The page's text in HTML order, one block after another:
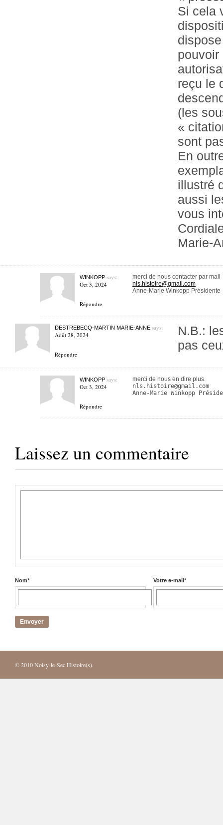
Si cela
pouvoir
reçu le
(les
«
sont
En
illustré
aussi
vous
Marie-
WINKOPP says:
Oct 3, 2024
Répondre
merci de nous contacter par mail
nls.histoire@gmail.com
Anne-Marie Winkopp Présidente
DESTREBECQ-MARTIN MARIE-ANNE says:
Août 28, 2024
Répondre
N.B.:
pas
WINKOPP says:
Oct 3, 2024
Répondre
merci de nous en dire plus.
nls.histoire@gmail.com
Anne-Marie Winkopp
Laissez un commentaire
Nom* Votre e-mail*
© 2010Noisy-le-Sec Histoire(s).